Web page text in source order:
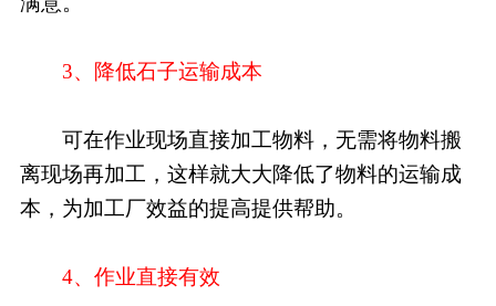
3、降低石子运输成本
可在作业现场直接加工物料，无需将物料搬
离现场再加工，这样就大大降低了物料的运输成
本，为加工厂效益的提高提供帮助。
4、作业直接有效